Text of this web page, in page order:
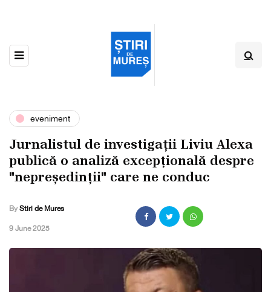
eveniment
Jurnalistul de investigații Liviu Alexa
publică o analiză excepțională despre
"nepreședinții" care ne conduc
By Stiri de Mures
,9 June 2025